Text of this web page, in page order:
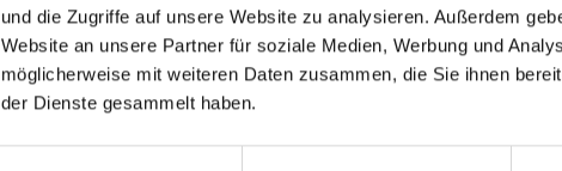
und die Zugriffe auf unsere Website zu analysieren. Außerdem
Website an unsere Partner für soziale Medien, Werbung und
möglicherweise mit weiteren Daten zusammen, die Sie ihnen
der Dienste gesammelt haben.